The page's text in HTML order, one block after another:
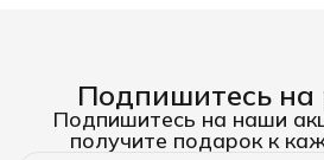
Подпишитесь на
Подпишитесь на наши
получите подарок к